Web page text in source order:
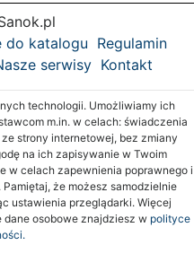
do katalogu Regulamin
serwisy Kontakt
technologii. Umożliwiamy ich
m.in. w celach: świadczenia
strony internetowej, bez zmiany
na ich zapisywanie w Twoim
w celach zapewnienia poprawnego i
że możesz samodzielnie
ustawienia przeglądarki. Więcej
osobowe znajdziesz w polityce